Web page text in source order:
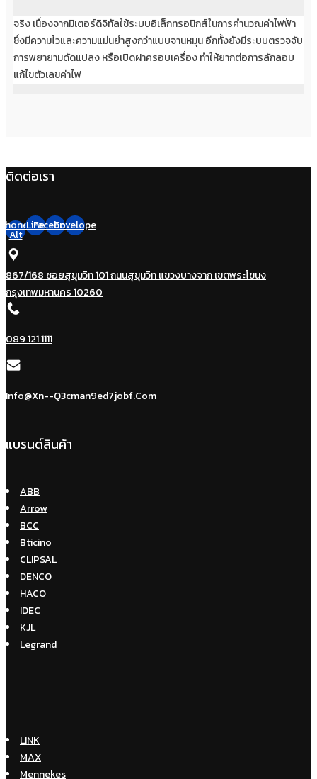
จริง เนื่องจากมิเตอร์ดิจิทัลใช้ระบบอิเล็กทรอนิกส์ในการคำนวณค่าไฟฟ้า
ซึ่งมีความไวและความแม่นยำสูงกว่าแบบจานหมุน อีกทั้งยังมีระบบตรวจจับ
การพยายามดัดแปลง หรือเปิดฝาครอบเครื่อง ทำให้ยากต่อการลักลอบ
แก้ไขตัวเลขค่าไฟ
ติดต่อเรา
Alt
Line
Facebook
Envelope
867/168 ซอยสุขุมวิท 101 ถนนสุขุมวิท แขวงบางจาก เขตพระโขนง
กรุงเทพมหานคร 10260
089 121 1111
Info@xn--q3cman9ed7jobf.com
แบรนด์สินค้า
ABB
Arrow
BCC
Bticino
CLIPSAL
DENCO
HACO
IDEC
KJL
Legrand
LINK
MAX
Mennekes